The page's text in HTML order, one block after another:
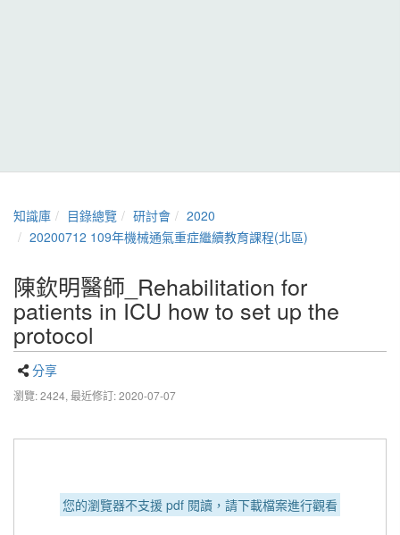
知識庫 目錄總覽 研討會
2020
20200712 109年機械通氣重症繼續教育課程(北區)
陳欽明醫師_Rehabilitation for
patients in ICU how to set up the
protocol
分享
瀏覽: 2424, 最近修訂: 2020-07-07
您的瀏覽器不支援 pdf 閱讀，請下載檔案進行觀看